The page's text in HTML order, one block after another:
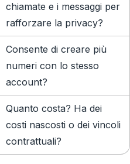
chiamate e i messaggi per
rafforzare la privacy?
Consente di creare più
numeri con lo stesso
account?
Quanto costa? Ha dei
costi nascosti o dei vincoli
contrattuali?